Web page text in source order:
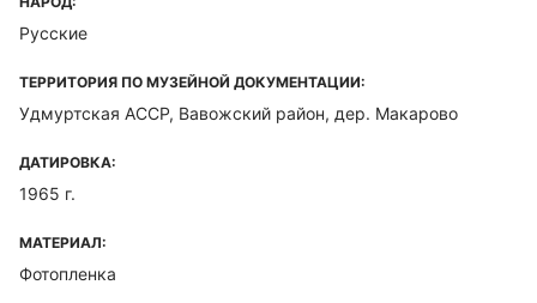
Русские
ТЕРРИТОРИЯ ПО МУЗЕЙНОЙ ДОКУМЕНТАЦИИ:
Удмуртская ACCP, Вавожский район, дер. Макарово
ДАТИРОВКА:
1965 г.
МАТЕРИАЛ:
Фотопленка